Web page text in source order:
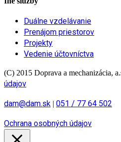
Duálne vzdelávanie
Prenájom priestorov
Projekty
Vedenie účtovníctva
(C) 2015 Doprava a mechanizácia,
údajov
dam@dam.sk | 051 / 77 64 502
Ochrana osobných údajov